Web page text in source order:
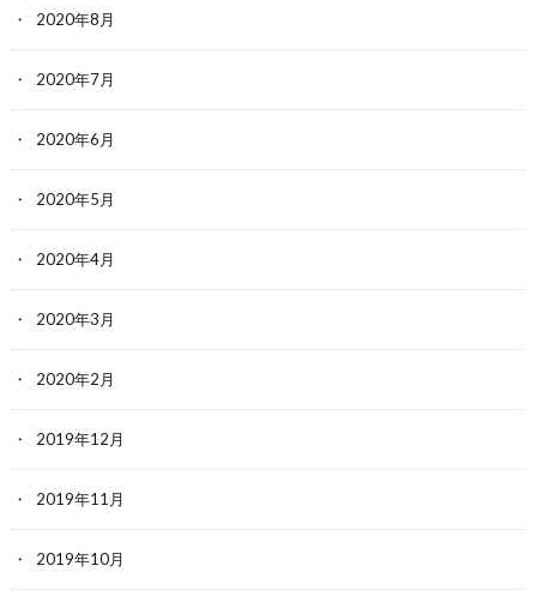
2020年8月
2020年7月
2020年6月
2020年5月
2020年4月
2020年3月
2020年2月
2019年12月
2019年11月
2019年10月